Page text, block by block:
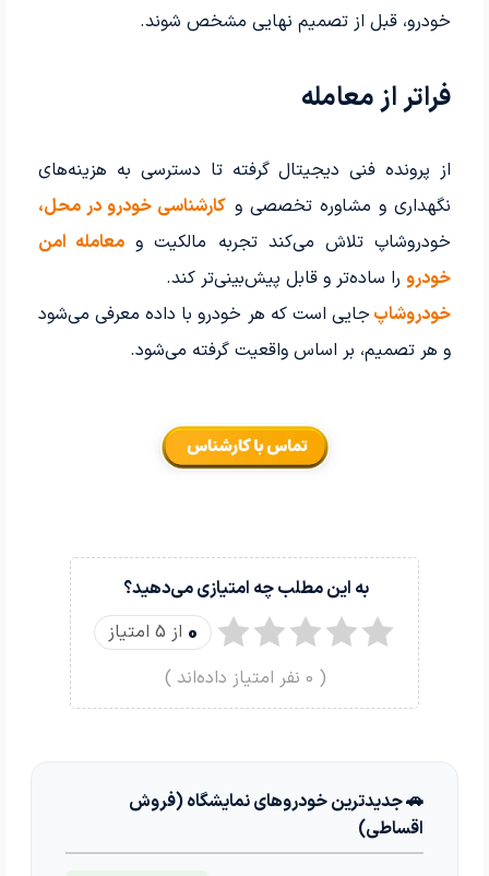
خودرو، قبل از تصمیم نهایی مشخص شوند.
فراتر از معامله
از پرونده فنی دیجیتال گرفته تا دسترسی به هزینه‌های
نگهداری و مشاوره تخصصی و کارشناسی خودرو در محل،
خودروشاپ تلاش می‌کند تجربه مالکیت و معامله امن
خودرو را ساده‌تر و قابل پیش‌بینی‌تر کند.
خودروشاپ جایی است که هر خودرو با داده معرفی می‌شود
و هر تصمیم، بر اساس واقعیت گرفته می‌شود.
به این مطلب چه امتیازی می‌دهید؟
0 از 5 امتیاز
(
0 نفر امتیاز داده‌اند )
🚗 جدیدترین خودروهای نمایشگاه (فروش
اقساطی)